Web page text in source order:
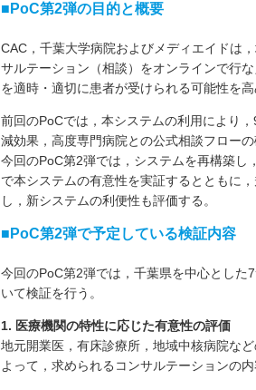
■PoC第2弾の目的と概要
CAC，千葉大学病院およびメディエイドは
サルテーション（相談）をオンラインで行
を適時・適切に患者が受けられる可能性を
前回のPoCでは，本システムの利用により
減効果，高度専門病院との公式相談フローの
今回のPoC第2弾では，システムを再構築
で本システムの有意性を実証するとともに
し，新システムの利便性も評価する。
■PoC第2弾で予定している検証内容
今回のPoC第2弾では，千葉県を中心とした
いて検証を行う。
1. 医療機関の特性に応じた有意性の評価
地元開業医，有床診療所，地域中核病院な
よって，求められるコンサルテーションの